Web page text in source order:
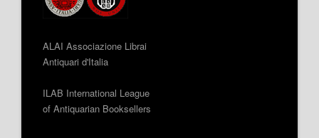
ALAI Associazione Librai
Antiquari d'Italia
ILAB International League
of Antiquarian Booksellers